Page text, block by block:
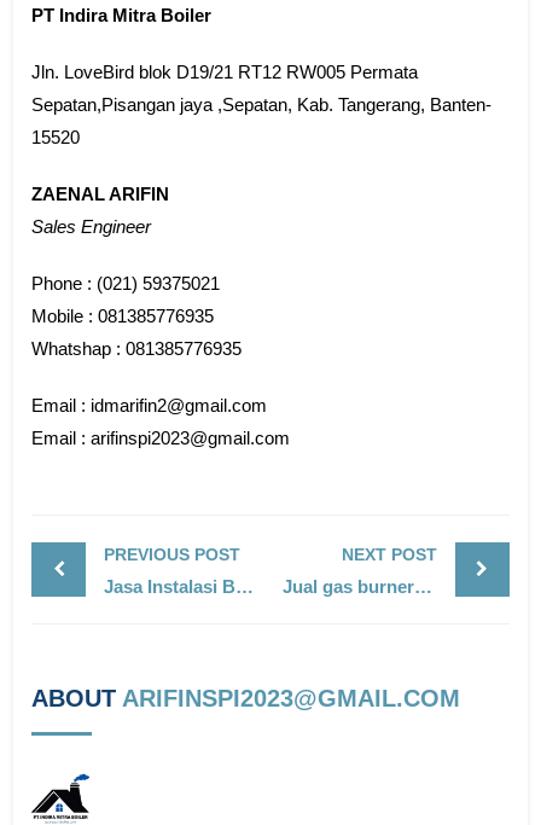
PT Indira Mitra Boiler
Jln. LoveBird blok D19/21 RT12 RW005 Permata
Sepatan,Pisangan jaya ,Sepatan, Kab. Tangerang, Banten-
15520
ZAENAL ARIFIN
Sales Engineer
Phone : (021) 59375021
Mobile : 081385776935
Whatshap : 081385776935
Email : idmarifin2@gmail.com
Email : arifinspi2023@gmail.com
PREVIOUS POST
Jasa Instalasi Boiler
NEXT POST
Jual gas burner oven
ABOUT ARIFINSPI2023@GMAIL.COM